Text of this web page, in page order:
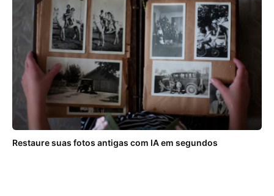
Restaure suas fotos antigas com IA em segundos